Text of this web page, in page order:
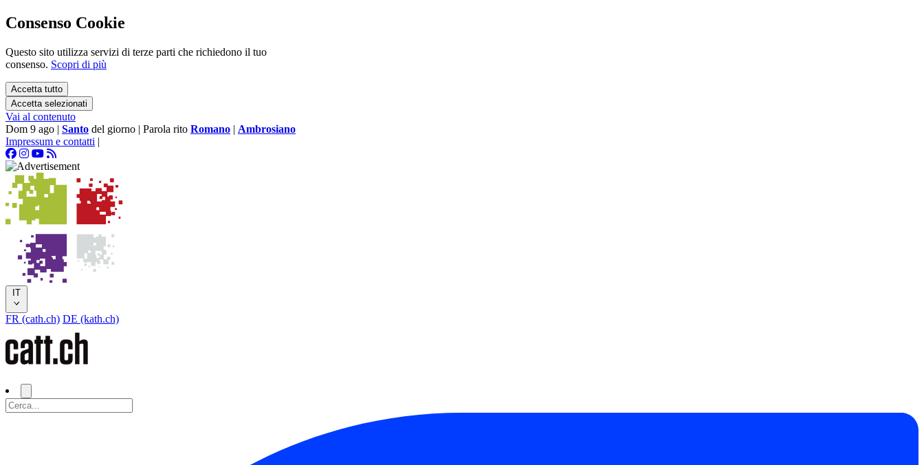
Consenso Cookie
Questo sito utilizza servizi di terze parti che richiedono il tuo
consenso. Scopri di più
Accetta tutto
Accetta selezionati
Vai al contenuto
Dom 9 ago | Santo del giorno | Parola rito Romano | Ambrosiano
Impressum e contatti |
IT
FR (cath.ch) DE (kath.ch)